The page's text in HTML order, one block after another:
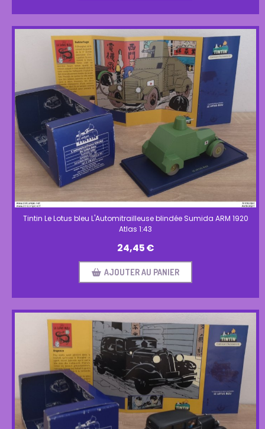
Tintin Le Lotus bleu L'Automitrailleuse blindée Sumida ARM 1920
Atlas 1:43
24,45€
AJOUTER AU PANIER